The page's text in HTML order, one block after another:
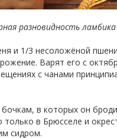
разновидность
и 1/3 несоложёной
Варят его с
с чанами
в которых он
в Брюсселе и
сидром.